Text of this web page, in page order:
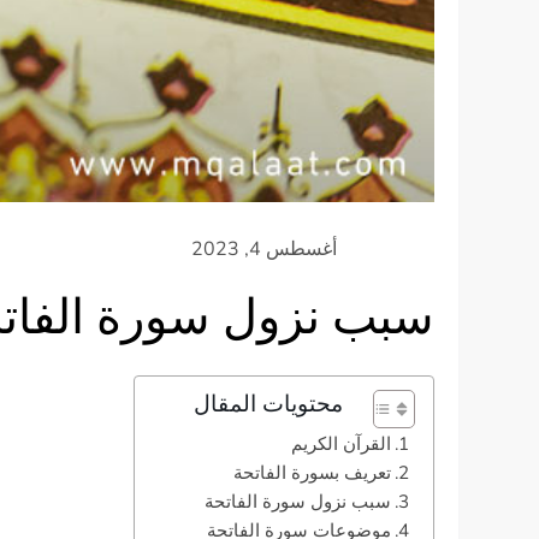
سبب نزول سورة
محتويات المقال
القرآن الكريم
تعريف بسورة الفاتحة
سبب نزول سورة الفاتحة
موضوعات سورة الفاتحة